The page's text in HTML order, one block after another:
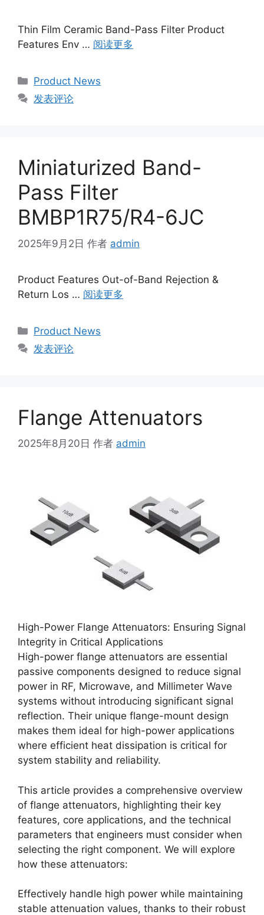
Thin Film Ceramic Band-Pass Filter Product
Features Env … 阅读更多
Product News
发表评论
Miniaturized Band-
Pass Filter
BMBP1R75/R4-6JC
2025年9月2日 作者 admin
Product Features Out-of-Band Rejection &
Return Los … 阅读更多
Product News
发表评论
Flange Attenuators
2025年8月20日 作者 admin
High-Power Flange Attenuators: Ensuring Signal
Integrity in Critical Applications
High-power flange attenuators are essential
passive components designed to reduce signal
power in RF, Microwave, and Millimeter Wave
systems without introducing significant signal
reflection. Their unique flange-mount design
makes them ideal for high-power applications
where efficient heat dissipation is critical for
system stability and reliability.
This article provides a comprehensive overview
of flange attenuators, highlighting their key
features, core applications, and the technical
parameters that engineers must consider when
selecting the right component. We will explore
how these attenuators:
Effectively handle high power while maintaining
stable attenuation values, thanks to their robust